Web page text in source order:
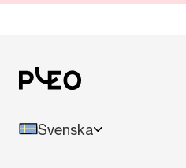
Svenska